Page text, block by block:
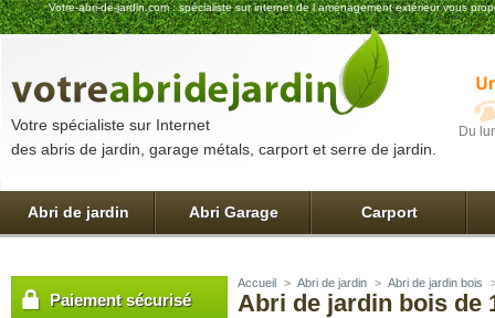
Votre-abri-de-jardin.com : spécialiste sur internet de l aménagement extérieur vous
Abri de jardin Abri Garage Carport
Du
Votre spécialiste sur Internet
des abris de jardin, garage métals, carport et serre de jardin.
Paiement sécurisé
Accueil > Abri de jardin > Abri de jardin bois
Abri de jardin bois de